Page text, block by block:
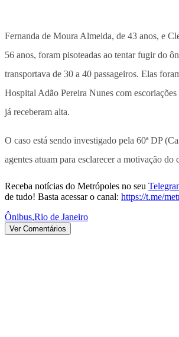
Fernanda de Moura Almeida, de 43 anos, e
56 anos, foram pisoteadas ao tentar fugir do
transportava de 30 a 40 passageiros. Elas
Hospital Adão Pereira Nunes com
já receberam alta.
O caso está sendo investigado pela 60ª DP
agentes atuam para esclarecer a motivação do
Receba notícias do Metrópoles no seu
de tudo! Basta acessar o canal: https://t.me/
Ônibus,Rio de Janeiro
Ver Comentários